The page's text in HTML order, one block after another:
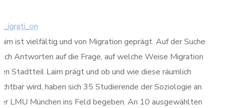
ist vielfältig und von Migration geprägt. Auf der Suche
Antworten auf die Frage, auf welche Weise Migration
Stadtteil Laim prägt und ob und wie diese räumlich
wird, haben sich 35 Studierende der Soziologie an
LMU München ins Feld begeben. An 10 ausgewählten